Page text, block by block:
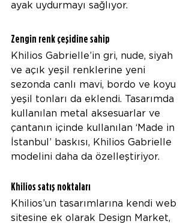
ayak uydurmayı sağlıyor.
Zengin renk çeşidine sahip
Khilios Gabrielle’in gri, nude, siyah
ve açık yeşil renklerine yeni
sezonda canlı mavi, bordo ve koyu
yeşil tonları da eklendi. Tasarımda
kullanılan metal aksesuarlar ve
çantanın içinde kullanılan ‘Made in
İstanbul’ baskısı, Khilios Gabrielle
modelini daha da özelleştiriyor.
Khilios satış noktaları
Khilios’un tasarımlarına kendi web
sitesine ek olarak Design Market,